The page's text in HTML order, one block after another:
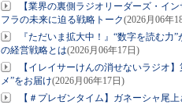
【業界の裏側ラジオリーダーズ・イ
フラの未来に迫る戦略トーク(2026月06年
『ただいま拡大中！』“数字を読む
の経営戦略とは(2026月06年17日)
【イレイサーけんの消せないラジオ
メ”をお届け(2026月06年17日)
【＃プレゼンタイム】ガネーシャ尾